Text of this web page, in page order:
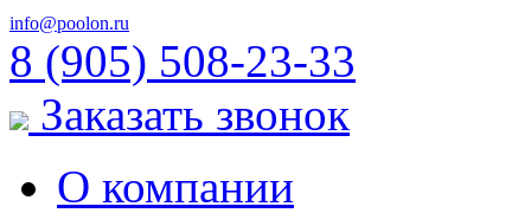
info@poolon.ru
8 (905) 508-23-33
Заказать звонок
О компании